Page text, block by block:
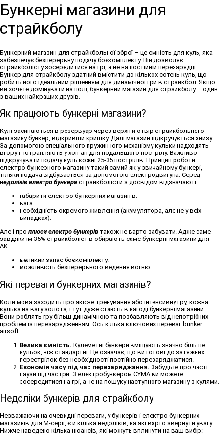
Бункерні магазини для
страйкболу
Бункерний магазин для страйкбольної зброї – це ємність для куль, яка
забезпечує безперервну подачу боєкомплекту. Він дозволяє
страйкболісту зосередитися на грі, а не на постійній перезарядці.
Бункер для страйкболу здатний вмістити до кількох сотень куль, що
робить його ідеальним рішенням для динамічної гри в страйкбол. Якщо
ви хочете домінувати на полі, бункерний магазин для страйкболу – один
з ваших найкращих друзів.
Як працюють бункерні магазини?
Кулі засипаються в резервуар через верхній отвір страйкбольного
магазину бункер, відкривши кришку. Далі магазин підкручується знизу.
За допомогою спеціального пружинного механізму кульки надходять
вгору і потрапляють у хоп-ап для подальшого пострілу. Важливо
підкручувати подачу куль кожні 25-35 пострілів. Принцип роботи
електро бункерного магазину такий самий як у звичайному бункері,
тільки подача відбувається за допомогою електродвигуна. Серед
недоліків електро бункера страйкболісти з досвідом відзначають:
габарити електро бункерних магазинів.
вага.
необхідність окремого живлення (акумулятора, але не у всіх
випадках).
Але і про плюси електро бункерів також не варто забувати. Адже саме
завдяки їм 35% страйкболістів обирають саме бункерні магазини для
АК:
великий запас боєкомплекту.
можливість безперервного ведення вогню.
Які переваги бункерних магазинів?
Коли мова заходить про якісне тренування або інтенсивну гру, кожна
кулька на вагу золота, і тут дуже стають в нагоді бункерні магазини.
Вони роблять гру більш динамічною та позбавляють від непотрібних
проблем із перезарядженням. Ось кілька ключових переваг bunker
airsoft:
Велика ємність. Кулеметні бункери вміщують значно більше
кульок, ніж стандартні. Це означає, що ви готові до затяжних
перестрілок без необхідності постійно перезаряджатися.
Економія часу під час перезаряджання. Забудьте про часті
паузи під час гри. З електробункером CYMA ви можете
зосередитися на грі, а не на пошуку наступного магазину з кулями.
Недоліки бункерів для страйкболу
Незважаючи на очевидні переваги, у бункерів і електро бункерних
магазинів для М-серії, є й кілька недоліків, на які варто звернути увагу.
Нижче наведено кілька нюансів, які можуть вплинути на ваш вибір: